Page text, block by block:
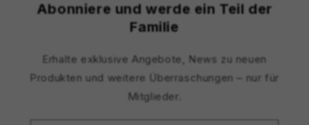
Abonniere und werde ein Teil der
Familie
Erhalte exklusive Angebote, News zu neuen
Produkten und weitere Überraschungen – nur für
Mitglieder.